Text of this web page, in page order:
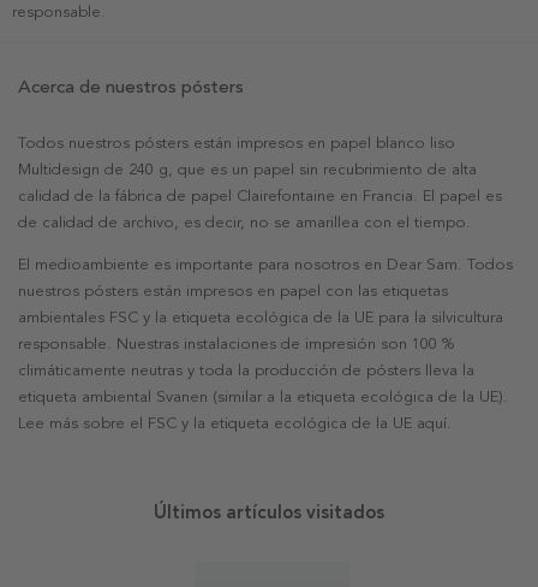
responsable.
Acerca de nuestros pósters
Todos nuestros pósters están impresos en papel blanco liso
Multidesign de 240 g, que es un papel sin recubrimiento de alta
calidad de la fábrica de papel Clairefontaine en Francia. El papel es
de calidad de archivo, es decir, no se amarillea con el tiempo.
El medioambiente es importante para nosotros en Dear Sam. Todos
nuestros pósters están impresos en papel con las etiquetas
ambientales FSC y la etiqueta ecológica de la UE para la silvicultura
responsable. Nuestras instalaciones de impresión son 100 %
climáticamente neutras y toda la producción de pósters lleva la
etiqueta ambiental Svanen (similar a la etiqueta ecológica de la UE).
Lee más sobre el FSC y la etiqueta ecológica de la UE aquí.
Últimos artículos visitados